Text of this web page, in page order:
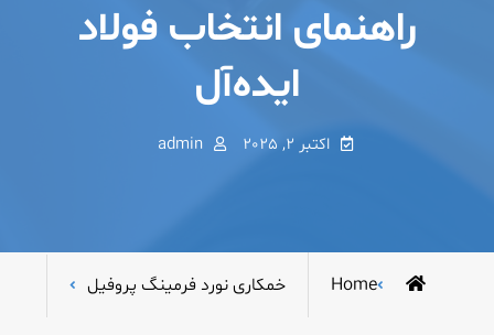
راهنمای انتخاب فولاد
ایده‌آل
اکتبر 2, 2025 admin
Home خمکاری نورد فرمینگ پروفیل